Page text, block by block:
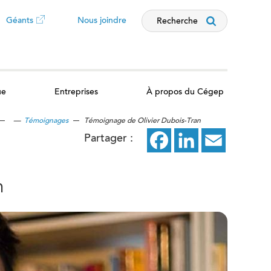
Recherche
Géants
onglet
Nous joindre
Entreprises À propos du Cégep
— Témoignages Témoignage de Olivier Dubois-Tran
Partager : Facebook
ce
dans
LinkedIn
ce
dans